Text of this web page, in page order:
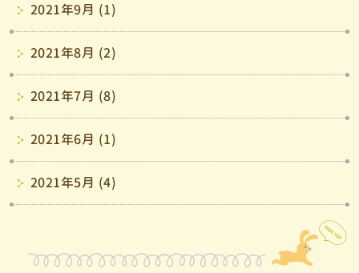
2021年9月 (1)
2021年8月 (2)
2021年7月 (8)
2021年6月 (1)
2021年5月 (4)